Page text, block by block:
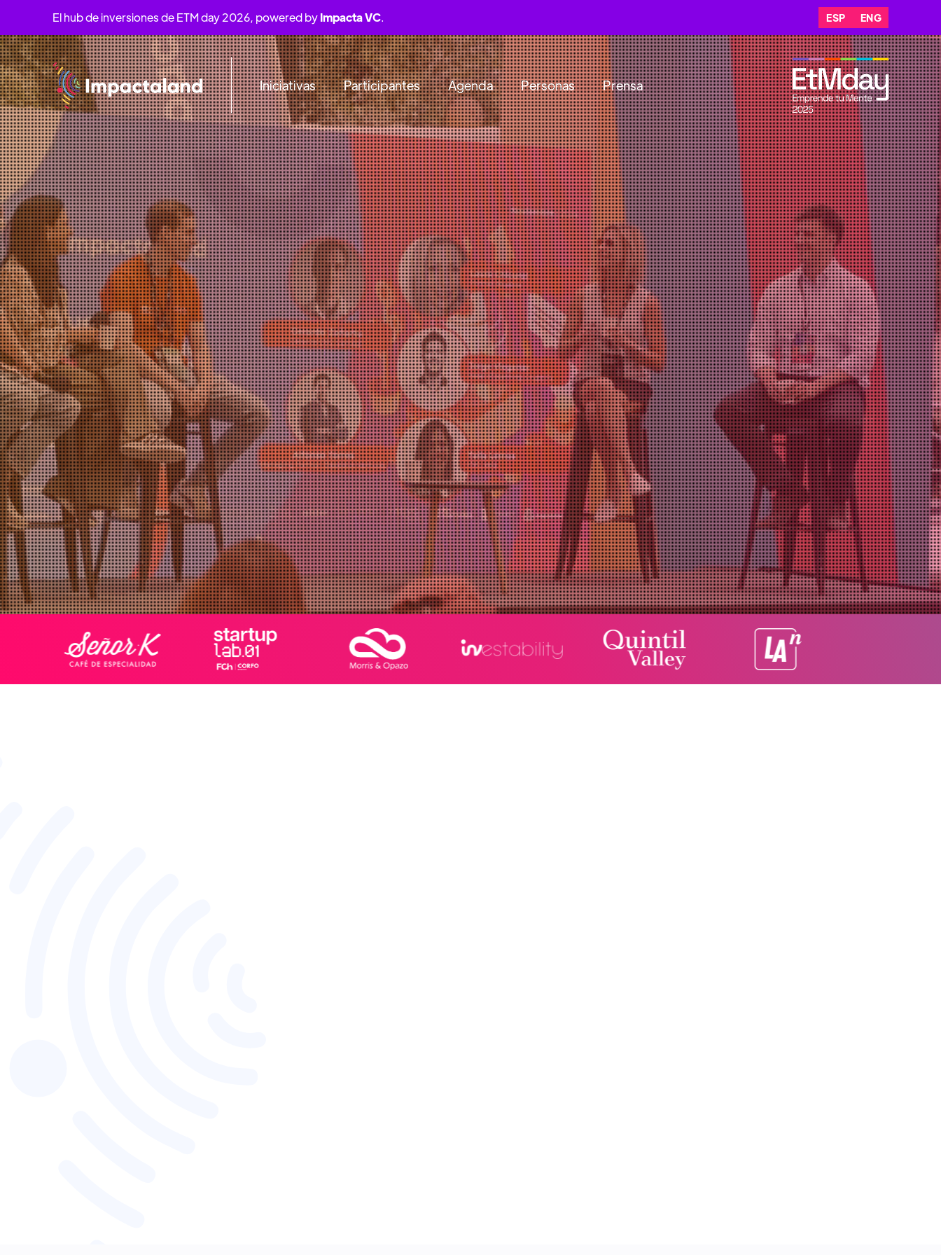
El hub de inversiones de ETM day 2026, powered byImpacta VC. ESP ENG
Iniciativas Participantes Agenda Personas Prensa
19
AL
21
NOV
2026
PARQUE BICENTENARIO,VITACURA, SANTIAGO DE CHILE 🇨🇱
ideas y el capital
transformar el
mundo
¡Quiero ser parte! Agregar a Calendar